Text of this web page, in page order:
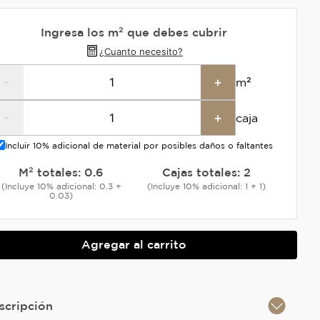
Ingresa los m² que debes cubrir
¿Cuanto necesito?
- + m²
- + caja
Incluir 10% adicional de material por posibles daños o faltantes
M² totales: 0.6
(Incluye 10% adicional: 0.3 +
0.03)
Cajas totales: 2
(Incluye 10% adicional: 1 + 1)
Agregar al carrito